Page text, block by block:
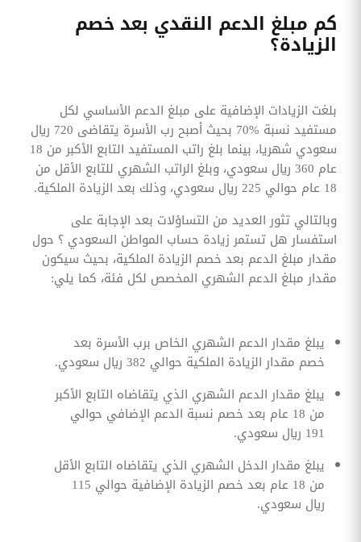
كم مبلغ الدعم النقدي بعد خصم
الزيادة؟
بلغت الزيادات الإضافية على مبلغ الدعم الأساسي لكل
مستفيد نسبة %70 بحيث أصبح رب الأسرة يتقاضى 720 ريال
سعودي شهريا، بينما بلغ راتب المستفيد التابع الأكبر من 18
عام 360 ريال سعودي، وبلغ الراتب الشهري للتابع الأقل من
18 عام حوالي 225 ريال سعودي، وذلك بعد الزيادة الملكية.
وبالتالي تثور العديد من التساؤلات بعد الإجابة على
استفسار هل تستمر زيادة حساب المواطن السعودي ؟ حول
مقدار مبلغ الدعم بعد خصم الزيادة الملكية، بحيث سيكون
مقدار مبلغ الدعم الشهري المخصص لكل فئة، كما يلي:
يبلغ مقدار الدعم الشهري الخاص برب الأسرة بعد
خصم مقدار الزيادة الملكية حوالي 382 ريال سعودي.
يبلغ مقدار الدعم الشهري الذي يتقاضاه التابع الأكبر
من 18 عام بعد خصم نسبة الدعم الإضافي حوالي
191 ريال سعودي.
يبلغ مقدار الدخل الشهري الذي يتقاضاه التابع الأقل
من 18 عام بعد خصم الزيادة الإضافية حوالي 115
ريال سعودي.